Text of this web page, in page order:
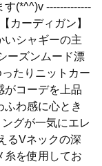
(*^^)v -------------
カーディガン】
シャギーの主
ーズンムード漂
たりニットカー
がコーデを上品
ふわ感に心とき
グが一気にエレ
るVネックの深
糸を使用してお